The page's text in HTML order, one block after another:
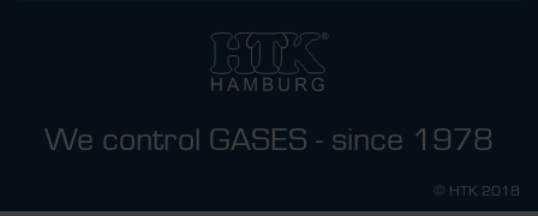
We control GASES - since 1978
© HTK 2018